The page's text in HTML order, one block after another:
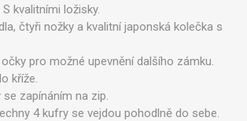
kvalitními ložisky.
čtyři nožky a kvalitní japonská kolečka s
pro možné upevnění dalšího zámku.
kříže.
zapínáním na zip.
4 kufry se vejdou pohodlně do sebe.